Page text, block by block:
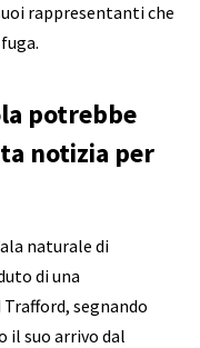
rappresentanti che
potrebbe
notizia per
naturale di
di una
segnando
il suo arrivo dal